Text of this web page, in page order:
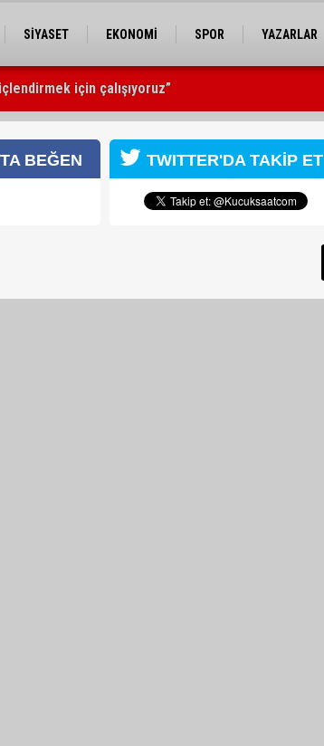
SİYASET EKONOMİ SPOR YAZARLAR
için çalışıyoruz”
BEĞEN TWITTER'DA TAKİP ET